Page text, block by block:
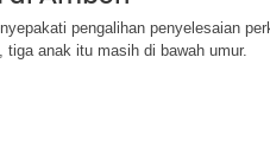
pengalihan penyelesaian
tiga anak itu masih di bawah umur.